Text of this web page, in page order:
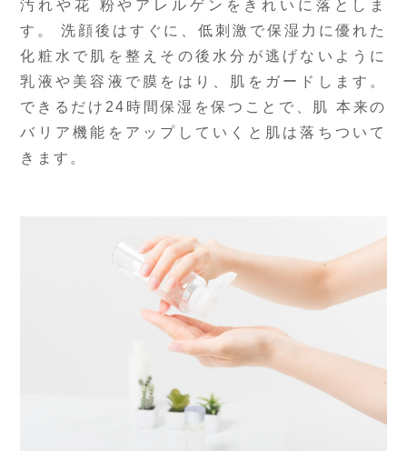
汚れや花 粉やアレルゲンをきれいに落としま
す。 洗顔後はすぐに、低刺激で保湿力に優れた
化粧水で肌を整えその後水分が逃げないように
乳液や美容液で膜をはり、肌をガードします。
できるだけ24時間保湿を保つことで、肌 本来の
バリア機能をアップしていくと肌は落ちついて
きます。